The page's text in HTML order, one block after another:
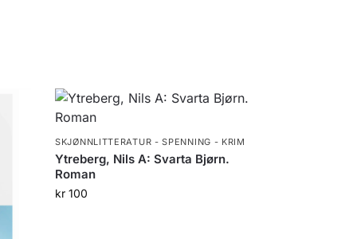
SKJØNNLITTERATUR - SPENNING - KRIM
Ytreberg, Nils A: Svarta Bjørn.
Roman
kr 100